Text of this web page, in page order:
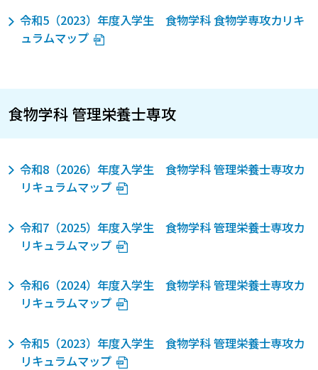
令和5（2023）年度入学生 食物学科 食物学専攻カリキ
ュラムマップ
食物学科 管理栄養士専攻
令和8（2026）年度入学生 食物学科 管理栄養士専攻カ
リキュラムマップ
令和7（2025）年度入学生 食物学科 管理栄養士専攻カ
リキュラムマップ
令和6（2024）年度入学生 食物学科 管理栄養士専攻カ
リキュラムマップ
令和5（2023）年度入学生 食物学科 管理栄養士専攻カ
リキュラムマップ